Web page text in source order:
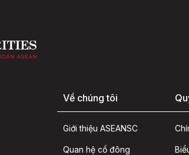
Về chúng tôi
Giới thiệu ASEANSC
Quan hệ cổ đông